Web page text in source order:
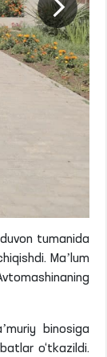
tumanida
Maʼlum
binosiga
o‘tkazildi.